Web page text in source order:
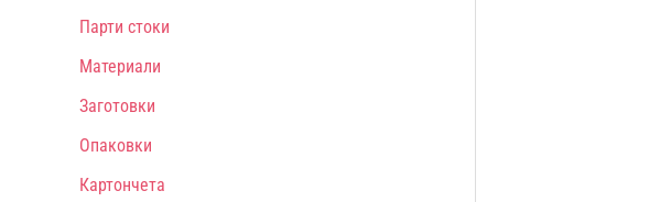
Парти стоки
Материали
Заготовки
Опаковки
Картончета